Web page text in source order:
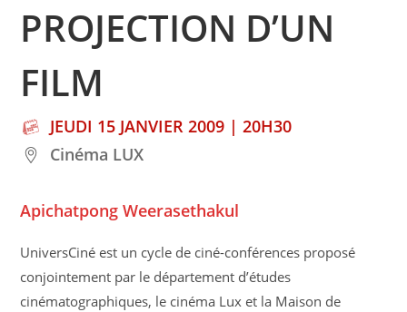
PROJECTION D’UN
FILM
JEUDI 15 JANVIER 2009 | 20H30
Cinéma LUX
Apichatpong Weerasethakul
UniversCiné est un cycle de ciné-conférences proposé
conjointement par le département d’études
cinématographiques, le cinéma Lux et la Maison de